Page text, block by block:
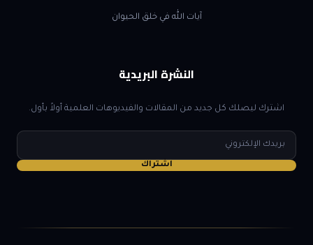
آيات الله في خلق الحيوان
النشرة البريدية
اشترك ليصلك كل جديد من المقالات والفيديوهات العلمية أولاً بأول.
البريد
الإلكتروني
اشتراك